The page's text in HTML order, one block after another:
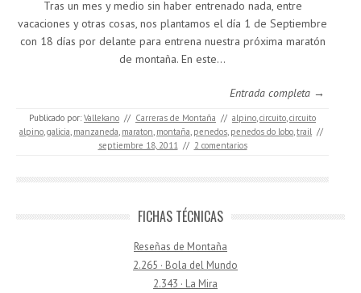
Tras un mes y medio sin haber entrenado nada, entre
vacaciones y otras cosas, nos plantamos el día 1 de Septiembre
con 18 días por delante para entrena nuestra próxima maratón
de montaña. En este…
Entrada completa →
Publicado por: Vallekano // Carreras de Montaña // alpino,circuito,circuito
alpino,galicia, manzaneda, maraton, montaña, penedos, penedos do lobo,trail //
septiembre 18, 2011 // 2 comentarios
FICHAS TÉCNICAS
Reseñas de Montaña
2.265 · Bola del Mundo
2.343 · La Mira